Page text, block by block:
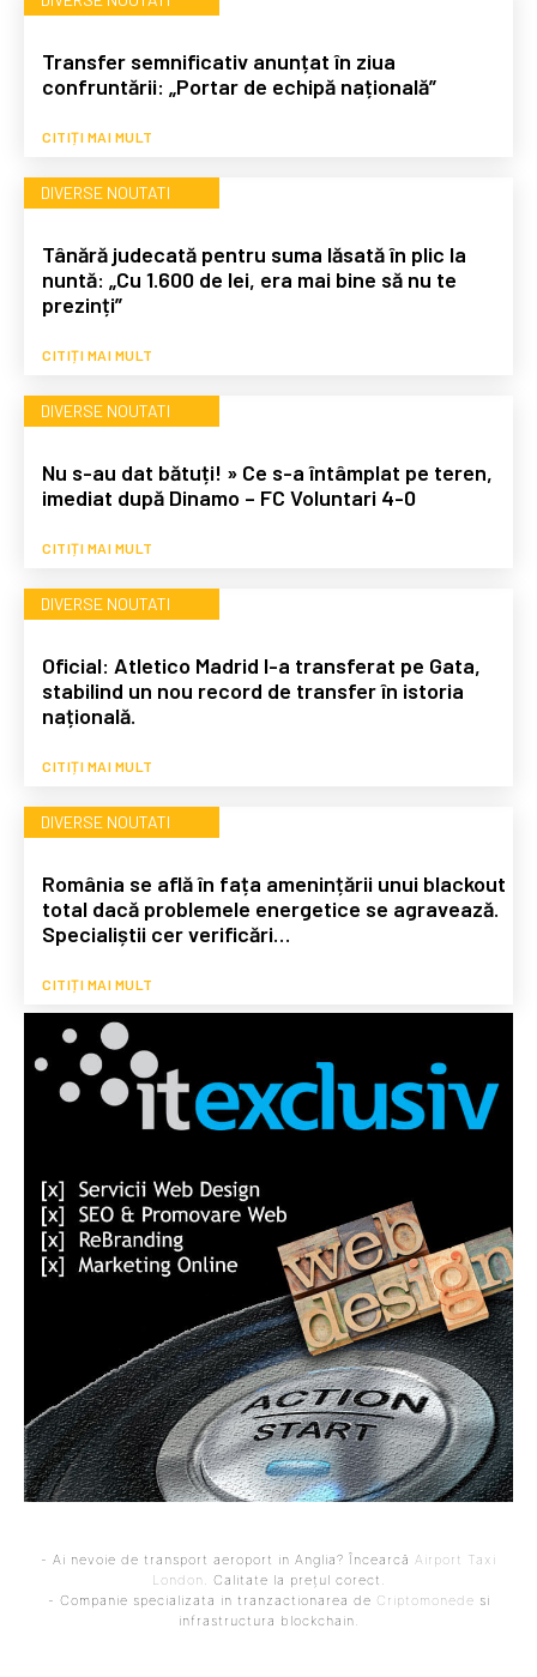
Transfer semnificativ anunțat în ziua
confruntării: „Portar de echipă națională”
CITIȚI MAI MULT
DIVERSE NOUTATI
Tânără judecată pentru suma lăsată în plic la
nuntă: „Cu 1.600 de lei, era mai bine să nu te
prezinți”
CITIȚI MAI MULT
DIVERSE NOUTATI
Nu s-au dat bătuți! » Ce s-a întâmplat pe teren,
imediat după Dinamo – FC Voluntari 4-0
CITIȚI MAI MULT
DIVERSE NOUTATI
Oficial: Atletico Madrid l-a transferat pe Gata,
stabilind un nou record de transfer în istoria
națională.
CITIȚI MAI MULT
DIVERSE NOUTATI
România se află în fața amenințării unui blackout
total dacă problemele energetice se agravează.
Specialiștii cer verificări…
CITIȚI MAI MULT
- Ai nevoie de transport aeroport in Anglia? Încearcă Airport Taxi
London . Calitate la prețul corect.
- Companie specializata in tranzactionarea de Criptomonede si
infrastructura blockchain.